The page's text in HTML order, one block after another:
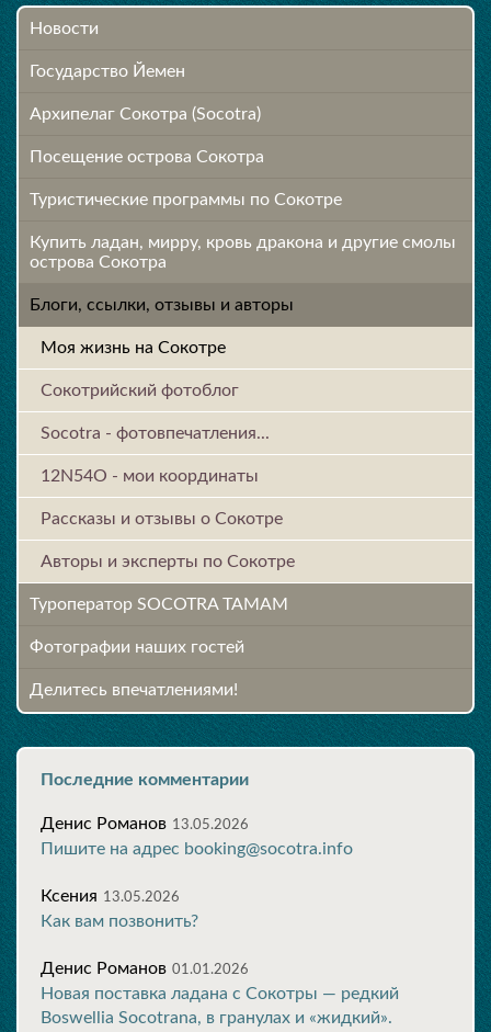
Новости
Государство Йемен
Архипелаг Сокотра (Socotra)
Посещение острова Cокотра
Туристические программы по Сокотре
Купить ладан, мирру, кровь дракона и другие смолы
острова Сокотра
Блоги, ссылки, отзывы и авторы
Моя жизнь на Сокотре
Сокотрийский фотоблог
Socotra - фотовпечатления...
12N54O - мои координаты
Рассказы и отзывы о Сокотре
Авторы и эксперты по Сокотре
Туроператор SOCOTRA TAMAM
Фотографии наших гостей
Делитесь впечатлениями!
Последние комментарии
Денис Романов 13.05.2026
Пишите на адрес booking@socotra.info
Ксения 13.05.2026
Как вам позвонить?
Денис Романов 01.01.2026
Новая поставка ладана с Сокотры — редкий
Boswellia Socotrana, в гранулах и «жидкий».